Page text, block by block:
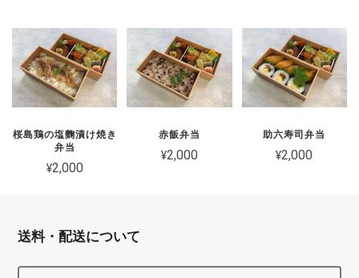
桜島鶏の塩麴漬け焼き
弁当
¥2,000
赤飯弁当
¥2,000
助六寿司弁当
¥2,000
送料・配送について